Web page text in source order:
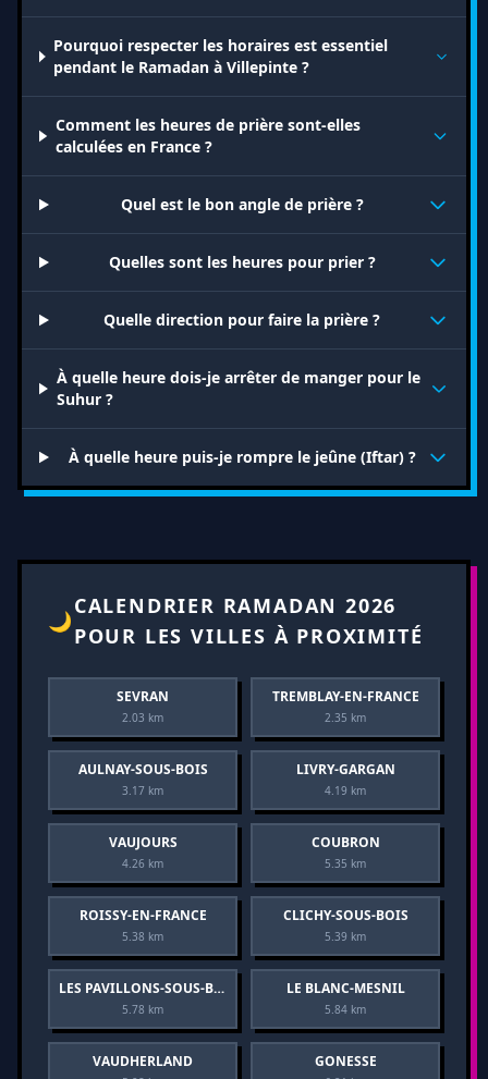
Pourquoi respecter les horaires est essentiel
pendant le Ramadan à Villepinte ?
Comment les heures de prière sont-elles
calculées en France ?
Quel est le bon angle de prière ?
Quelles sont les heures pour prier ?
Quelle direction pour faire la prière ?
À quelle heure dois-je arrêter de manger pour le
Suhur ?
À quelle heure puis-je rompre le jeûne (Iftar) ?
🌙
CALENDRIER RAMADAN 2026
POUR LES VILLES À PROXIMITÉ
SEVRAN
2.03 km
TREMBLAY-EN-FRANCE
2.35 km
AULNAY-SOUS-BOIS
3.17 km
LIVRY-GARGAN
4.19 km
VAUJOURS
4.26 km
COUBRON
5.35 km
ROISSY-EN-FRANCE
5.38 km
CLICHY-SOUS-BOIS
5.39 km
LES PAVILLONS-SOUS-BOIS
5.78 km
LE BLANC-MESNIL
5.84 km
VAUDHERLAND GONESSE